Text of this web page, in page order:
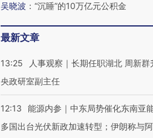
吴晓波 ： “沉睡”的10万亿元公积金
最新文章
13:25
人事观察｜长期任职湖北 周新群
央政研室副主任
12:13
能源内参｜中东局势催化东南亚
多国出台光伏新政加速转型；伊朗称与